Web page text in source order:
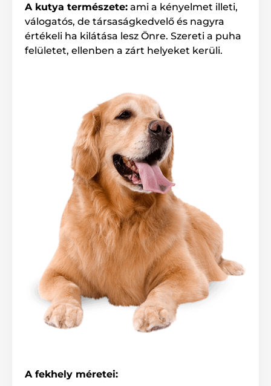
A termék előnyei:
Könnyű karbantartás, mosható huzat
Levehető huzat tartós Cordurából
Memóriahab párnázás
Minőségi és kényelmes kivitelezés
Luxus design
A termék hátrányai:
A csomag tartalma:
A kutya természete: ami a kényelmet illeti,
válogatós, de társaságkedvelő és nagyra
értékeli ha kilátása lesz Önre. Szereti a puha
felületet, ellenben a zárt helyeket kerüli.
A fekhely méretei: